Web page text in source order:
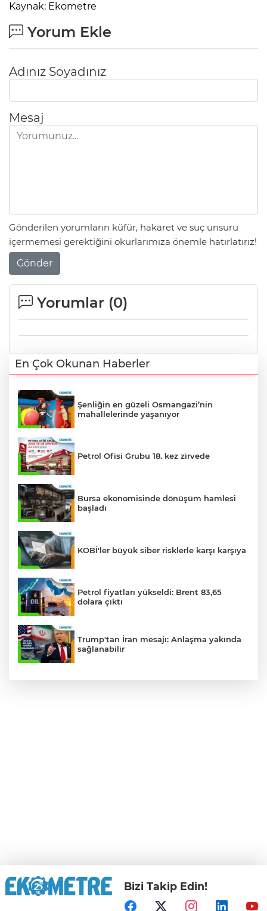
Kaynak: Ekometre
Yorum Ekle
Adınız Soyadınız
Mesaj
Gönderilen yorumların küfür, hakaret ve suç unsuru
içermemesi gerektiğini okurlarımıza önemle hatırlatırız!
Gönder
Yorumlar (0)
En Çok Okunan Haberler
Şenliğin en güzeli Osmangazi’nin
mahallelerinde yaşanıyor
Petrol Ofisi Grubu 18. kez zirvede
Bursa ekonomisinde dönüşüm hamlesi
başladı
KOBİ'ler büyük siber risklerle karşı karşıya
Petrol fiyatları yükseldi: Brent 83,65
dolara çıktı
Trump'tan İran mesajı: Anlaşma yakında
sağlanabilir
Bizi Takip Edin!